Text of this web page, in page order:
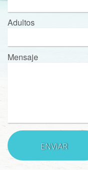
Adultos
Mensaje